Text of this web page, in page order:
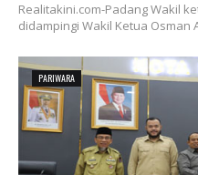
Realitakini.com-Padang Wakil
didampingi Wakil Ketua Osman
PARIWARA